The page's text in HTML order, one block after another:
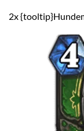
2x